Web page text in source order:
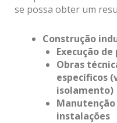
se possa obter um
Construção
Execução
Obras
específicos
isolamento)
instalações